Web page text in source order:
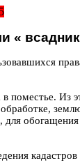
«
поместье. Из
кадастров